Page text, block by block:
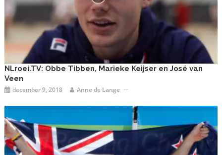
NLroei.TV: Obbe Tibben, Marieke Keijser en José van
Veen
december 9, 2018 Anne de Lange